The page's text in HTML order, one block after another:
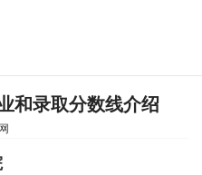
和录取分数线介绍